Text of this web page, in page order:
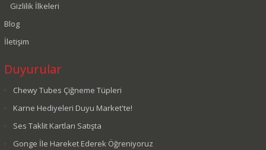
Gizlilik İlkeleri
Blog
İletişim
Duyurular
Chewy Tubes Çiğneme Tüpleri
Karne Hediyeleri Duyu Market'te!
Ses Taklit Kartları Satışta
Gonge İle Hareket Ederek Öğreniyoruz